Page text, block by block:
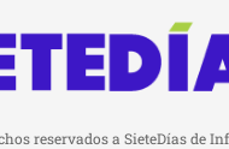
reservados a SieteDías de